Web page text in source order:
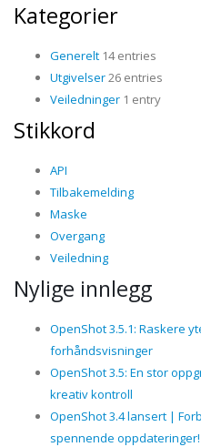
Kategorier
Generelt 14 entries
Utgivelser26 entries
Veiledninger 1 entry
Stikkord
API
Tilbakemelding
Maske
Overgang
Veiledning
Nylige innlegg
OpenShot 3.5.1: Raskere
forhåndsvisninger
OpenShot 3.5: En stor
kreativ kontroll
OpenShot 3.4 lansert |
spennende oppdateringer!